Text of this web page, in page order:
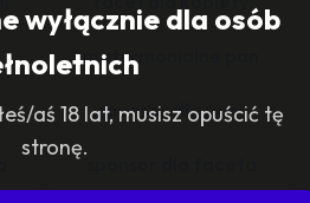
wyłącznie dla osób
aś 18 lat, musisz opuścić tę
stronę.
matrymonialne pan
sponsor dla pani